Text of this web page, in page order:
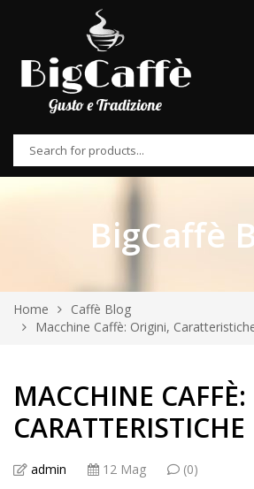
BigCaffè
Home
Caffè Blog
Macchine Caffè: Origini,
MACCHINE
admin 12 Mag (0)